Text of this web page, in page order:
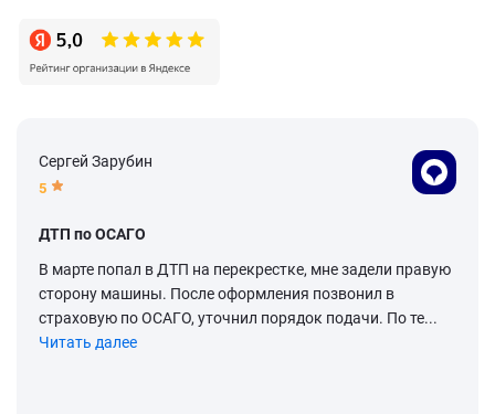
Сергей Зарубин
5
ДТП по ОСАГО
В марте попал в ДТП на перекрестке, мне задели правую
сторону машины. После оформления позвонил в
страховую по ОСАГО, уточнил порядок подачи. По те...
Читать далее